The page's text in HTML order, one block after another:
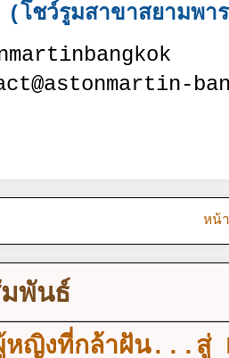
โชว์รูมสาขาสยามพา
หน้
พันธ์
ผู้หญิงที่กล้าฝัน...